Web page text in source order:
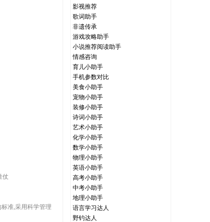
仗
准,采用科学管理
影视推荐
歌词助手
非遗传承
游戏攻略助手
小说推荐阅读助手
情感咨询
育儿小助手
手机参数对比
美食小助手
宠物小助手
装修小助手
诗词小助手
艺术小助手
化学小助手
数学小助手
物理小助手
英语小助手
高考小助手
中考小助手
地理小助手
语言学习达人
野钓达人